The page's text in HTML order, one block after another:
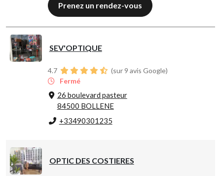
Prenez un rendez-vous
SEV'OPTIQUE
4.7
(sur 9 avis Google)
Fermé
26 boulevard pasteur
84500 BOLLENE
+33490301235
OPTIC DES COSTIERES